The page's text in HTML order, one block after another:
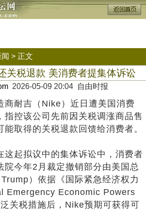
> 正文
关税退款 美消费者提集体诉讼
2026-05-09 20:04 自由时报
商耐吉（Nike）近日遭美国消费
指控该公司先前因关税调涨商品售
取得的关税退款回馈给消费者。
这起拟议中的集体诉讼中，消费者
院今年2月裁定撤销部分由美国总
）依据《国际紧急经济权力
Emergency Economic Powers
关税措施后，Nike预期可获得可